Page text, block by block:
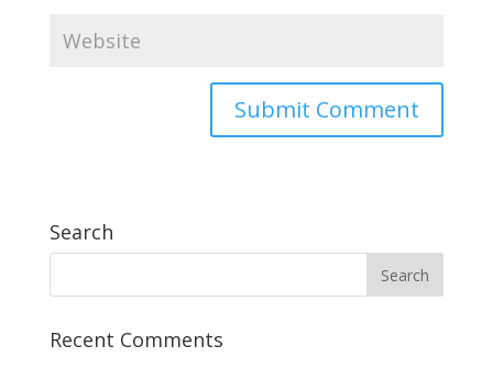
Search
Recent Comments